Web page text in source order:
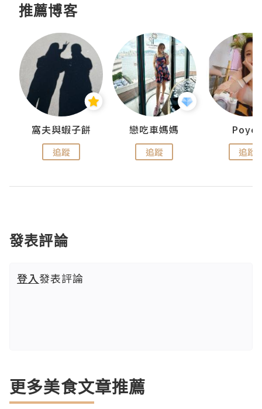
推薦博客
窩夫與蝦子餅
追蹤
戀吃車媽媽
追蹤 追蹤
發表評論
登入發表評論
更多美食文章推薦